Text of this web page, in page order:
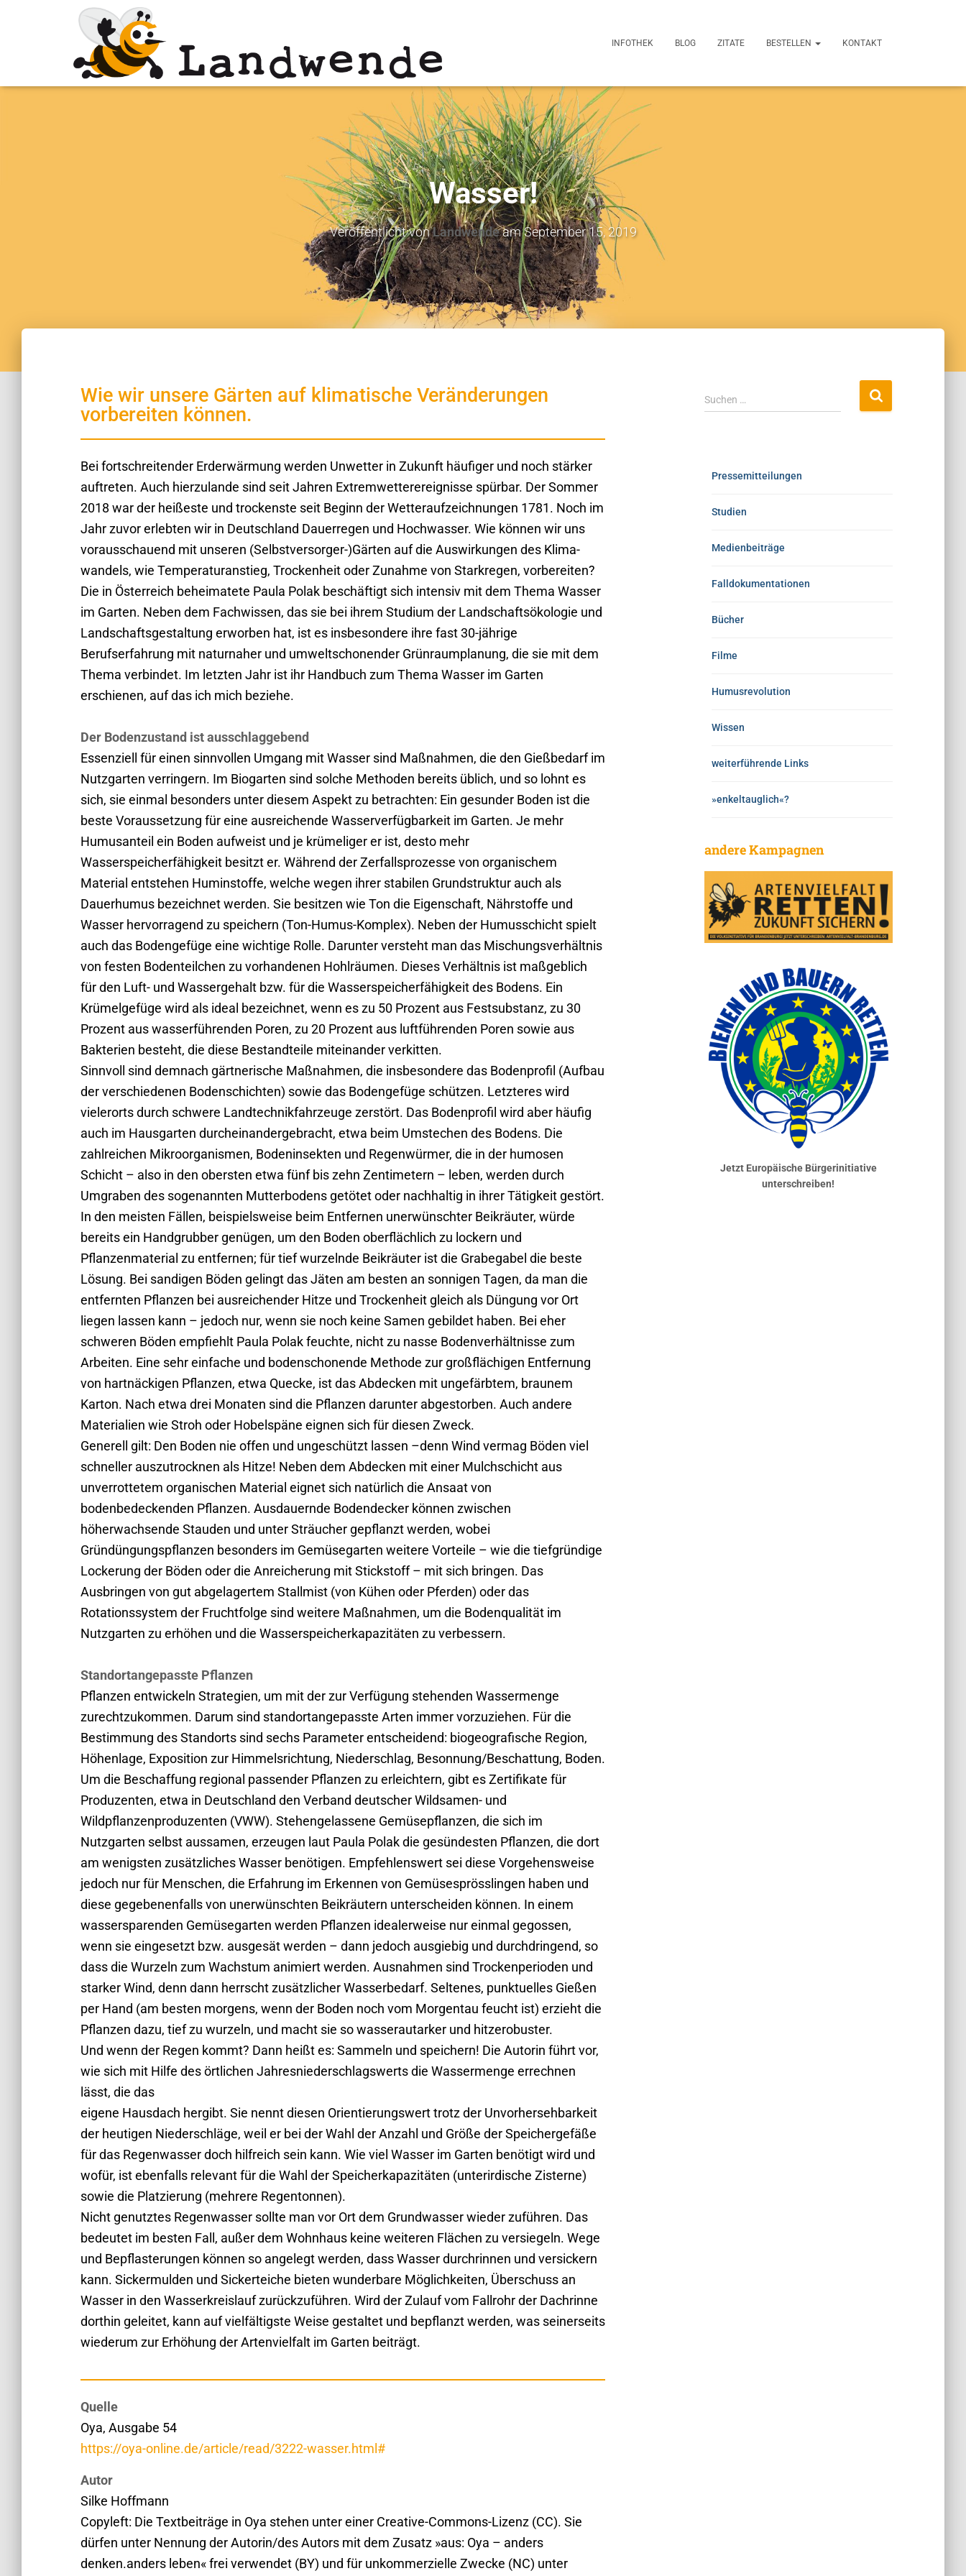
INFOTHEK BLOG ZITATE BESTELLEN KONTAKT
Wasser!
Veröffentlicht vonLandwendeamSeptember 15, 2019
Wie wir unsere Gärten auf klimatische Veränderungen
vorbereiten können.
Bei fortschreitender Erderwärmung werden Unwetter in Zukunft häufiger und noch stärker
auftreten. Auch hierzulande sind seit Jahren Extremwetterereignisse spürbar. Der Sommer
2018 war der heißeste und trockenste seit Beginn der Wetteraufzeichnungen 1781. Noch im
Jahr zuvor erlebten wir in Deutschland Dauerregen und Hochwasser. Wie können wir uns
vorausschauend mit unseren (Selbstversorger-)Gärten auf die Auswirkungen des Klima­
wandels, wie Temperaturanstieg, Trockenheit oder Zunahme von Starkregen, vorbereiten?
Die in Österreich beheimatete Paula Polak beschäftigt sich intensiv mit dem Thema Wasser
im Garten. Neben dem Fachwissen, das sie bei ihrem Studium der Landschaftsökologie und
Landschaftsgestaltung erworben hat, ist es insbesondere ihre fast 30-jährige
Berufserfahrung mit naturnaher und umweltschonender Grünraumplanung, die sie mit dem
Thema verbindet. Im letzten Jahr ist ihr Handbuch zum Thema Wasser im Garten
erschienen, auf das ich mich beziehe.
Der Bodenzustand ist ausschlaggebend
Essenziell für einen sinn­vollen Umgang mit Wasser sind Maßnahmen, die den Gießbedarf im
Nutzgarten verringern. Im Biogarten sind solche Methoden bereits üblich, und so lohnt es
sich, sie einmal besonders unter diesem Aspekt zu betrachten: Ein gesunder Boden ist die
beste Voraussetzung für eine ausreichende Wasserverfügbarkeit im Garten. Je mehr
Humusanteil ein Boden aufweist und je krümeliger er ist, desto mehr
Wasserspeicherfähigkeit besitzt er. Während der Zerfallsprozesse von organischem
Material entstehen Huminstoffe, welche wegen ihrer stabilen Grundstruktur auch als
Dauerhumus bezeichnet werden. Sie besitzen wie Ton die Eigenschaft, Nährstoffe und
Wasser hervorragend zu speichern (Ton-Humus-Komplex). Neben der Humusschicht spielt
auch das Bodengefüge eine wichtige Rolle. Darunter versteht man das Mischungsverhältnis
von festen Bodenteilchen zu vorhandenen Hohlräumen. Dieses Verhältnis ist maßgeblich
für den Luft- und Wassergehalt bzw. für die Wasserspeicherfähigkeit des Bodens. Ein
Krümelgefüge wird als ideal bezeichnet, wenn es zu 50 Prozent aus Festsubstanz, zu 30
Prozent aus wasserführenden Poren, zu 20 Prozent aus luftführenden Poren sowie aus
Bakterien besteht, die diese Bestandteile miteinander verkitten.
Sinnvoll sind demnach gärtnerische Maßnahmen, die insbesondere das Bodenprofil (Aufbau
der verschiedenen Bodenschichten) sowie das Bodengefüge schützen. Letzteres wird
vielerorts durch schwere Landtechnikfahrzeuge zerstört. Das Bodenprofil wird aber häufig
auch im Hausgarten durcheinandergebracht, etwa beim Umstechen des Bodens. Die
zahlreichen Mikroorganismen, Bodeninsekten und Regenwürmer, die in der humosen
Schicht – also in den obersten etwa fünf bis zehn Zentimetern – leben, werden durch
Umgraben des sogenannten Mutterbodens getötet oder nachhaltig in ihrer Tätigkeit gestört.
In den meisten Fällen, beispielsweise beim Entfernen unerwünschter Beikräuter, würde
bereits ein Handgrubber genügen, um den Boden oberflächlich zu lockern und
Pflanzenmaterial zu entfernen; für tief wurzelnde Beikräuter ist die Grabegabel die beste
Lösung. Bei sandigen Böden gelingt das Jäten am besten an sonnigen Tagen, da man die
entfernten Pflanzen bei ausreichender Hitze und Trockenheit gleich als Düngung vor Ort
liegen lassen kann – jedoch nur, wenn sie noch keine Samen gebildet haben. Bei eher
schweren Böden empfiehlt Paula Polak feuchte, nicht zu nasse Bodenverhältnisse zum
Arbeiten. Eine sehr einfache und bodenschonende Methode zur großflächigen Entfernung
von hartnäckigen Pflanzen, etwa Quecke, ist das Abdecken mit ungefärbtem, braunem
Karton. Nach etwa drei Monaten sind die Pflanzen darunter abgestorben. Auch andere
Materialien wie Stroh oder Hobelspäne eignen sich für diesen Zweck.
Generell gilt: Den Boden nie offen und ungeschützt lassen –denn Wind vermag Böden viel
schneller auszutrocknen als Hitze! Neben dem Abdecken mit einer Mulchschicht aus
unverrottetem organischen Material eignet sich natürlich die Ansaat von
bodenbedeckenden Pflanzen. Ausdauernde Bodendecker können zwischen
höherwachsende Stauden und unter Sträucher gepflanzt werden, wobei
Gründüngungspflanzen besonders im Gemüsegarten weitere Vorteile – wie die tiefgründige
Lockerung der Böden oder die Anreicherung mit Stickstoff – mit sich bringen. Das
Ausbringen von gut abgelagertem Stallmist (von Kühen oder Pferden) oder das
Rotationssystem der Fruchtfolge sind weitere Maßnahmen, um die Bodenqualität im
Nutzgarten zu erhöhen und die Wasserspeicherkapazitäten zu verbessern.
Standortangepasste Pflanzen
Pflanzen entwickeln Strategien, um mit der zur Verfügung stehenden Wassermenge
zurechtzukommen. Darum sind standortangepasste Arten immer vorzuziehen. Für die
Bestimmung des Standorts sind sechs Parameter entscheidend: biogeografische Region,
Höhenlage, Exposition zur Himmelsrichtung, Niederschlag, Besonnung/Beschattung, Boden.
Um die Beschaffung regional passender Pflanzen zu erleichtern, gibt es Zertifikate für
Produzenten, etwa in Deutschland den Verband deutscher Wildsamen- und
Wildpflanzenproduzenten (VWW). Stehengelassene Gemüsepflanzen, die sich im
Nutzgarten selbst aussamen, erzeugen laut Paula Polak die gesündesten Pflanzen, die dort
am wenigsten zusätzliches Wasser benötigen. Empfehlenswert sei diese Vorgehensweise
jedoch nur für Menschen, die Erfahrung im Erkennen von Gemüsesprösslingen haben und
diese gegebenen­falls von unerwünschten Beikräutern unterscheiden können. In einem
wassersparenden Gemüsegarten werden Pflanzen idealerweise nur einmal gegossen,
wenn sie eingesetzt bzw. ausgesät werden – dann jedoch ausgiebig und durchdringend, so
dass die Wurzeln zum Wachstum animiert werden. Ausnahmen sind Trockenperioden und
starker Wind, denn dann herrscht zusätzlicher Wasserbedarf. Seltenes, punktuelles Gießen
per Hand (am besten morgens, wenn der Boden noch vom Morgentau feucht ist) erzieht die
Pflanzen dazu, tief zu wurzeln, und macht sie so wasserautarker und hitzerobuster.
Und wenn der Regen kommt? Dann heißt es: Sammeln und speichern! Die Autorin führt vor,
wie sich mit Hilfe des örtlichen Jahresniederschlagswerts die Wassermenge errechnen
lässt, die das
eigene Hausdach hergibt. Sie nennt diesen Orientierungswert trotz der Unvorher­sehbarkeit
der heutigen Niederschläge, weil er bei der Wahl der Anzahl und Größe der Speichergefäße
für das Regenwasser doch hilfreich sein kann. Wie viel Wasser im Garten benötigt wird und
wofür, ist ebenfalls relevant für die Wahl der Speicherkapazitäten (unterirdische Zisterne)
sowie die Platzierung (mehrere Regen­tonnen).
Nicht genutztes Regenwasser sollte man vor Ort dem Grundwasser wieder zuführen. Das
bedeutet im besten Fall, außer dem Wohnhaus keine weiteren Flächen zu versiegeln. Wege
und Bepflasterungen können so angelegt werden, dass Wasser durchrinnen und versickern
kann. Sickermulden und Sickerteiche bieten wunderbare Möglichkeiten, Überschuss an
Wasser in den Wasserkreislauf zurückzuführen. Wird der Zulauf vom Fallrohr der Dachrinne
dorthin geleitet, kann auf vielfältigste Weise gestaltet und bepflanzt werden, was seinerseits
wiederum zur Erhöhung der Artenvielfalt im Garten beiträgt.
Quelle
Oya, Ausgabe 54
https://oya-online.de/article/read/3222-wasser.html#
Autor
Silke Hoffmann
Copyleft: Die Textbeiträge in Oya stehen unter einer Creative-Commons-Lizenz (CC). Sie
dürfen unter Nennung der Autorin/des Autors mit dem Zusatz »aus: Oya – anders
denken.anders leben« frei verwendet (BY) und für unkommerzielle Zwecke (NC) unter
Suchen …
Pressemitteilungen
Studien
Medienbeiträge
Falldokumentationen
Bücher
Filme
Humusrevolution
Wissen
weiterführende Links
»enkeltauglich«?
andere Kampagnen
Jetzt Europäische Bürgerinitiative
unterschreiben!